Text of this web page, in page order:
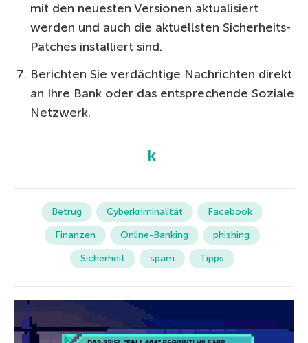
mit den neuesten Versionen aktualisiert
werden und auch die aktuellsten Sicherheits-
Patches installiert sind.
Berichten Sie verdächtige Nachrichten direkt
an Ihre Bank oder das entsprechende Soziale
Netzwerk.
Betrug Cyberkriminalität
Facebook
Finanzen
Online-Banking
phishing
Sicherheit
spam Tipps